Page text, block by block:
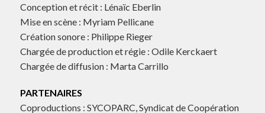
Conception et récit : Lénaïc Eberlin
Mise en scène : Myriam Pellicane
Création sonore : Philippe Rieger
Chargée de production et régie : Odile Kerckaert
Chargée de diffusion : Marta Carrillo
PARTENAIRES
Coproductions : SYCOPARC, Syndicat de Coopération